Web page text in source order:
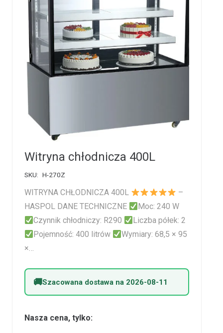
Witryna chłodnicza 400L
SKU: H-270Z
WITRYNA CHŁODNICZA 400L
–
HASPOL DANE TECHNICZNE
Moc: 240 W
Czynnik chłodniczy: R290
Liczba półek: 2
Pojemność: 400 litrów
Wymiary: 68,5 × 95
×…
Szacowana dostawa na 2026-08-11
Nasza cena, tylko: